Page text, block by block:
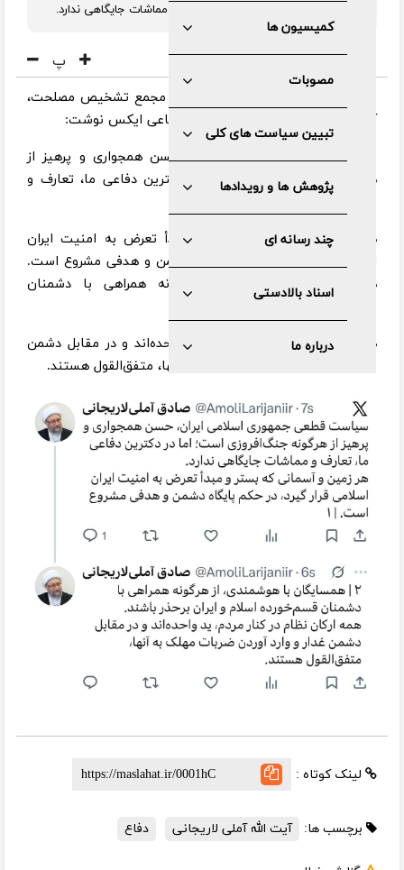
کمیسیون ها
مصوبات
تبیین سیاست های کلی
پژوهش ها و رویدادها
چند رسانه ای
اسناد بالادستی
درباره ما
است؛ اما در دکترین دفاعی ما، تعارف و مماشات جایگاهی ندارد.
پ
به گزارش مرکز رسانه و روابط عمومی مجمع تشخیص مصلحت،
آیت الله آملی لاریجانی در شبکه اجتماعی ایکس نوشت:
سیاست قطعی جمهوری اسلامی، حسن همجواری و پرهیز از
هرگونه جنگ‌افروزی است؛ اما در دکترین دفاعی ما، تعارف و
هر زمین و آسمانی که بستر و مبدأ تعرض به امنیت ایران
اسلامی قرار گیرد، در حکم پایگاه دشمن و هدفی مشروع است.
همسایگان با هوشمندی، از هرگونه همراهی با دشمنان
همه ارکان نظام در کنار مردم، ید واحده‌اند و در مقابل دشمن
غدار و وارد آوردن ضربات مهلک به آنها، متفق‌القول هستند.
لینک کوتاه :
برچسب ها: آیت الله آملی لاریجانی دفاع